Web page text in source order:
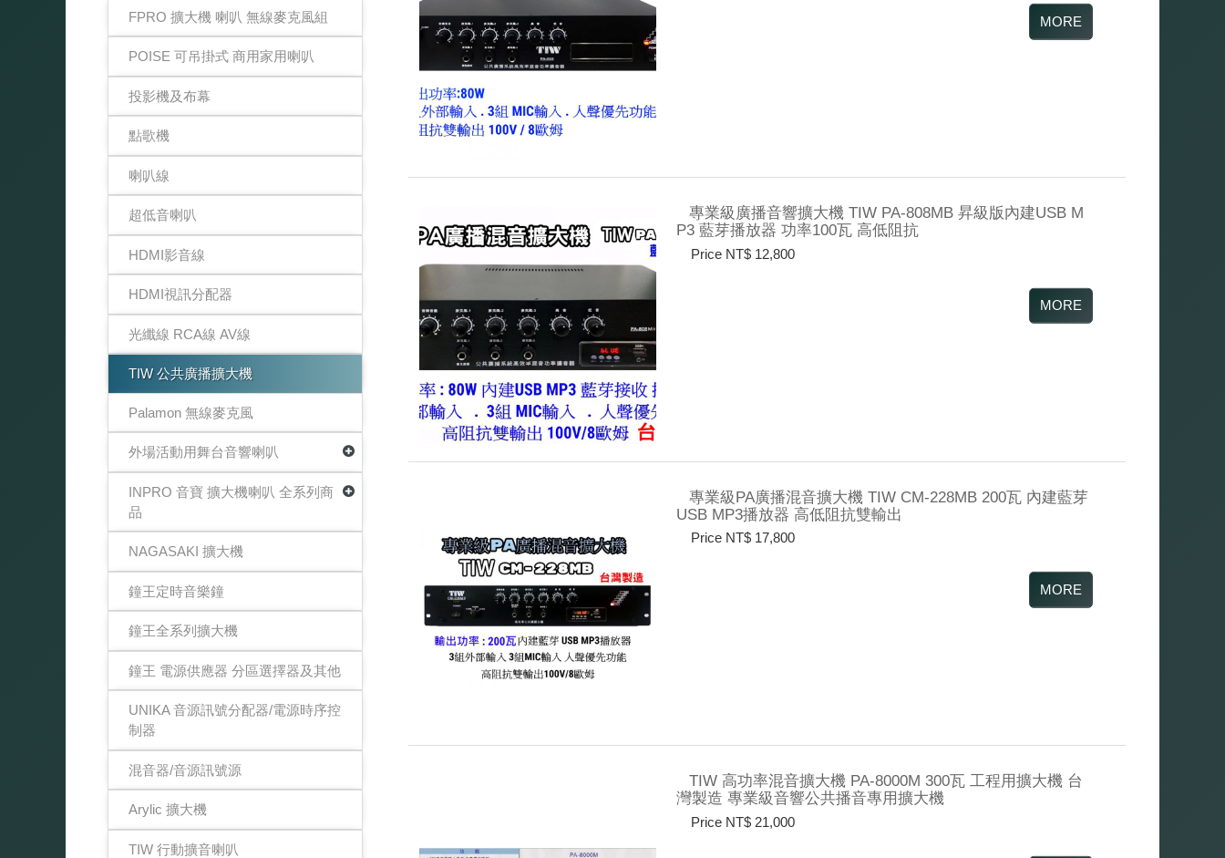
FPRO 擴大機 喇叭 無線麥克風組
POISE 可吊掛式 商用家用喇叭
投影機及布幕
點歌機
喇叭線
超低音喇叭
HDMI影音線
HDMI視訊分配器
光纖線 RCA線 AV線
TIW 公共廣播擴大機
Palamon 無線麥克風
外場活動用舞台音響喇叭
INPRO 音寶 擴大機喇叭 全系列商
品
NAGASAKI 擴大機
鐘王定時音樂鐘
鐘王全系列擴大機
鐘王 電源供應器 分區選擇器及其他
UNIKA 音源訊號分配器/電源時序控
制器
混音器/音源訊號源
Arylic 擴大機
TIW 行動擴音喇叭
專業級廣播音響擴大機 TIW PA-808MB 昇級版內建USB M
P3 藍芽播放器 功率100瓦 高低阻抗
Price NT$ 12,800
專業級PA廣播混音擴大機 TIW CM-228MB 200瓦 內建藍芽
USB MP3播放器 高低阻抗雙輸出
Price NT$ 17,800
TIW 高功率混音擴大機 PA-8000M 300瓦 工程用擴大機 台
灣製造 專業級音響公共播音專用擴大機
Price NT$ 21,000